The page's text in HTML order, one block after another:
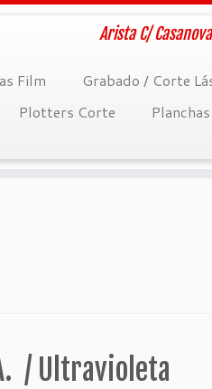
Arista C/
Film
Grabado / Corte
Plotters Corte Planchas
/ Ultravioleta